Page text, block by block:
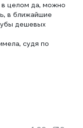
в целом да, можно
в ближайшие
дешевых
судя по